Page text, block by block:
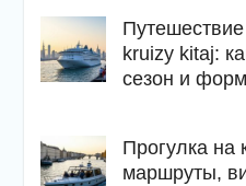
kruizy kitaj:
сезон и
Прогулка на
маршруты,